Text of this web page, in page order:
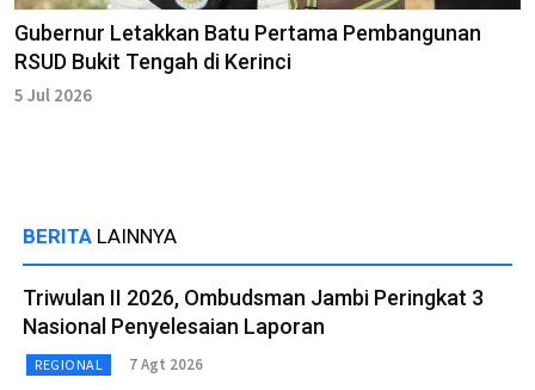
Gubernur Letakkan Batu Pertama Pembangunan
RSUD Bukit Tengah di Kerinci
5 Jul 2026
BERITA LAINNYA
Triwulan II 2026, Ombudsman Jambi Peringkat 3
Nasional Penyelesaian Laporan
REGIONAL 7 Agt 2026